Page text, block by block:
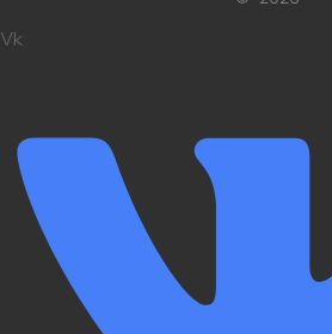
Vk